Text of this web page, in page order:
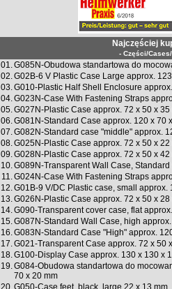
Najczęściej
- Części/
01. G085N-Obudowa standartowa do
02. G02B-6 V Plastic Case Large approx.
03. G010-Plastic Half Shell Enclosure
04. G023N-Case With Fastening Straps
05. G027N-Plastic Case approx. 72 x 50 x 35
06. G081N-Standard Case approx. 120 x 70
07. G082N-Standard case "middle" approx.
08. G025N-Plastic Case approx. 72 x 50 x 22
09. G028N-Plastic Case approx. 72 x 50 x 42
10. G089N-Transparent Wall Case,
11. G024N-Case With Fastening Straps
12. G01B-9 V/DC Plastic case, small approx.
13. G026N-Plastic Case approx. 72 x 50 x 28
14. G090-Transparent cover case, flat
15. G087N-Standard Wall Case, high
16. G083N-Standard Case "High" approx.
17. G021-Transparent Case approx. 72 x 50
18. G100-Display Case approx. 130 x 130 x
19. G084-Obudowa standartowa do
70 x 20 mm
20. G050-Case feet, black, large 22 x 13 mm